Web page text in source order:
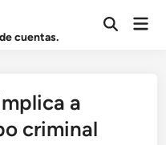
cuentas.
Abrir
a
criminal